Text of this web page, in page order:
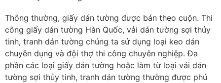
Thông thường, giấy dán tường được bán theo cuộn. Thi
công giấy dán tường Hàn Quốc, vải dán tường sợi thủy
tinh, tranh dán tường chúng ta sử dụng loại keo dán
chuyên dụng và đội thợ thi công chuyên nghiệp. Đa
phần các loại giấy dán tường hoặc làm từ loại vải dán
tường sợi thủy tinh, tranh dán tường thường được phủ